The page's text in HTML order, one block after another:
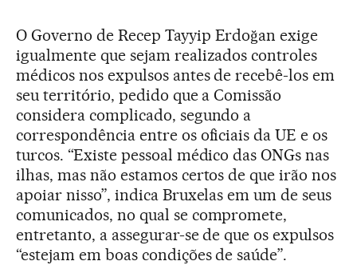
O Governo de Recep Tayyip Erdoğan exige
igualmente que sejam realizados controles
médicos nos expulsos antes de recebê-los em
seu território, pedido que a Comissão
considera complicado, segundo a
correspondência entre os oficiais da UE e os
turcos. “Existe pessoal médico das ONGs nas
ilhas, mas não estamos certos de que irão nos
apoiar nisso”, indica Bruxelas em um de seus
comunicados, no qual se compromete,
entretanto, a assegurar-se de que os expulsos
“estejam em boas condições de saúde”.